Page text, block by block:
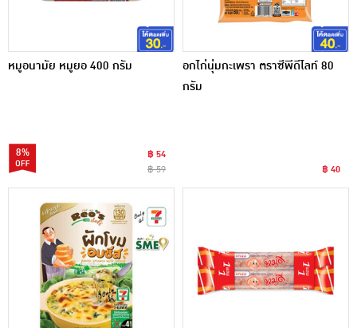
หมูอนามัย หมูยอ 400 กรัม
8%
฿ 54
฿ 59
อกไก่นุ่มกะเพรา ตราซีพีดีไลท์ 80
กรัม
฿ 40